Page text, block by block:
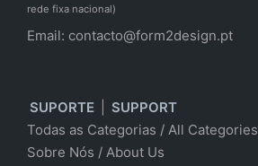
rede fixa nacional)
Email: contacto@form2design.pt
SUPORTE
SUPPORT
Todas as Categorias / All Categories
Sobre Nós / About Us